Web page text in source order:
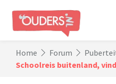
Home Forum
Schoolreis buitenland,